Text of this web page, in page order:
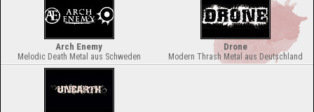
Arch Enemy
Melodic Death Metal aus Schweden
Drone
Modern Thrash Metal aus Deutschland